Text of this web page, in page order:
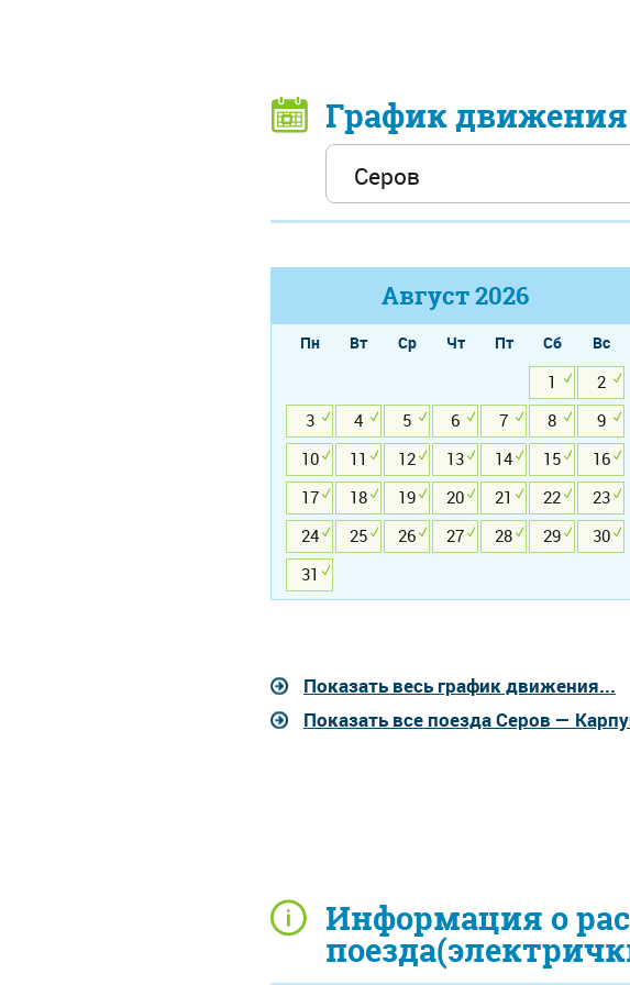
Информация о
График
Август2026
Пн Вт Ср Чт Пт Сб
Вс
1
2
3
4 5 6 7 8
9
10
11 12 13 14 15
16
17
18 19 20 21 22
23
24
25 26 27 28 29
30
31
Показать весь график движения...
Показать все поезда Серов —